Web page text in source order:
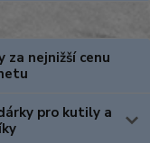
za nejnižší cenu
pro kutily a